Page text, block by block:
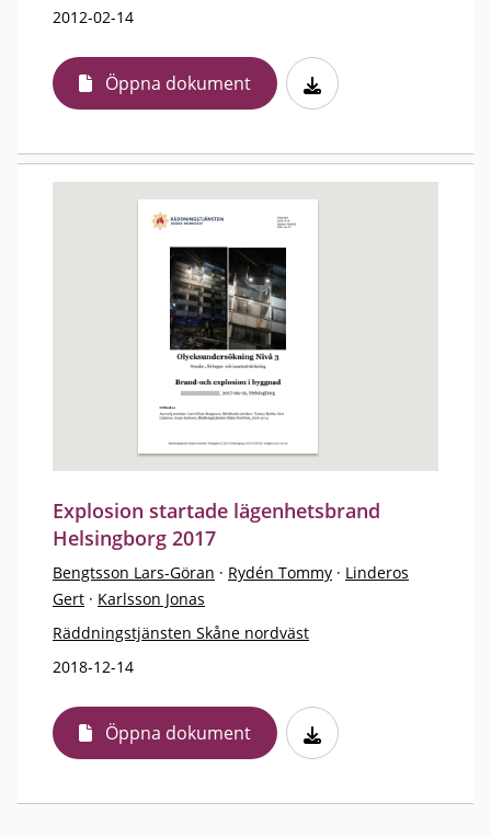
2012-02-14
Öppna dokument
Explosion startade lägenhetsbrand
Helsingborg 2017
Bengtsson Lars-Göran · Rydén Tommy · Linderos
Gert · Karlsson Jonas
Räddningstjänsten Skåne nordväst
2018-12-14
Öppna dokument